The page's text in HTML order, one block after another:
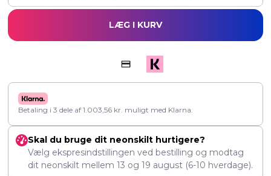
LÆG I KURV
Betaling i 3 dele af 1.003,56 kr. muligt med Klarna.
Skal du bruge dit neonskilt hurtigere?
Vælg ekspresindstillingen ved bestilling og modtag
dit neonskilt mellem 13 og 19 august (6-10 hverdage).